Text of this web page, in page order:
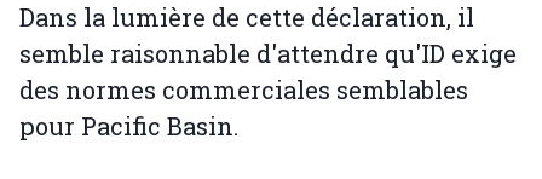
Dans la lumière de cette déclaration, il
semble raisonnable d'attendre qu'ID exige
des normes commerciales semblables
pour Pacific Basin.